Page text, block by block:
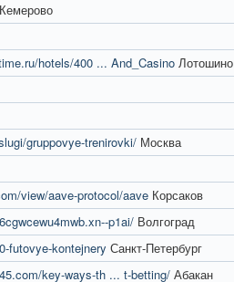
Кемерово
hotels/400 ... And_Casino Лотошино
gruppovye-trenirovki/ Москва
view/aave-protocol/aave Корсаков
p1ai/ Волгоград
futovye-kontejnery Санкт-Петербург
key-ways-th ... t-betting/ Абакан